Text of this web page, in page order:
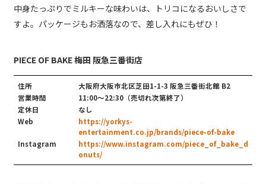
中身たっぷりでミルキーな味わいは、トリコになるおいしさで
すよ。パッケージもお洒落なので、差し入れにもぜひ！
PIECE OF BAKE 梅田 阪急三番街店
住所
大阪府大阪市北区芝田1-1-3 阪急三番街北館 B2
営業時間
11:00～22:30（売切れ次第終了）
定休日
なし
Web
https://yorkys-
entertainment.co.jp/brands/piece-of-bake
Instagram
https://www.instagram.com/piece_of_bake_d
onuts/